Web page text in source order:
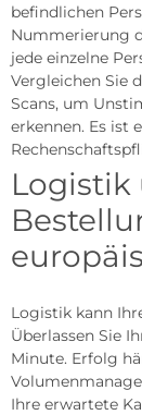
befindlichen
Nummerierung
jede einzelne
Vergleichen Sie
Scans, um
erkennen. Es ist
Logistik
Logistik kann
Überlassen Sie
Minute. Erfolg
Ihre erwartete